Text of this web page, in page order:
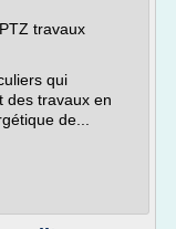
travaux
qui
des travaux en
de...